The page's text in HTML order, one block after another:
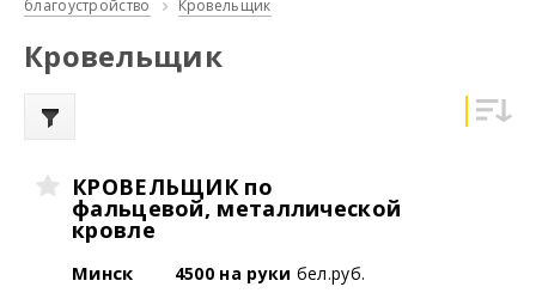
благоустройство
Кровельщик
Кровельщик
КРОВЕЛЬЩИК по
фальцевой, металлической
кровле
Минск 4500 на руки бел.руб.